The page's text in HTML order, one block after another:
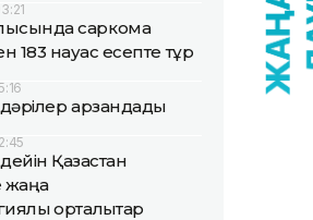
саркома
183 науқас есепте тұр
арзандады
Қазақстан
жаңа
орталықтар